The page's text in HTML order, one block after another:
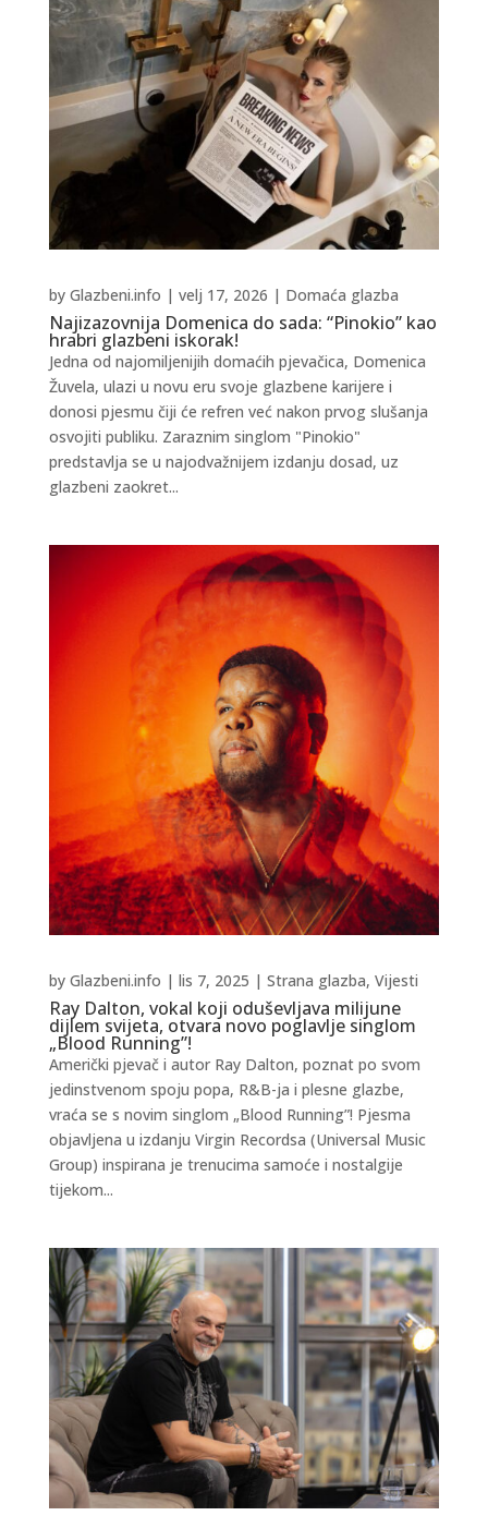
Najizazovnija Domenica do sada: “Pinokio” kao
hrabri glazbeni iskorak!
by Glazbeni.info | velj 17, 2026 | Domaća glazba
Jedna od najomiljenijih domaćih pjevačica, Domenica
Žuvela, ulazi u novu eru svoje glazbene karijere i
donosi pjesmu čiji će refren već nakon prvog slušanja
osvojiti publiku. Zaraznim singlom "Pinokio"
predstavlja se u najodvažnijem izdanju dosad, uz
glazbeni zaokret...
Ray Dalton, vokal koji oduševljava milijune
dijlem svijeta, otvara novo poglavlje singlom
„Blood Running”!
by Glazbeni.info | lis 7, 2025 | Strana glazba, Vijesti
Američki pjevač i autor Ray Dalton, poznat po svom
jedinstvenom spoju popa, R&B-ja i plesne glazbe,
vraća se s novim singlom „Blood Running”! Pjesma
objavljena u izdanju Virgin Recordsa (Universal Music
Group) inspirana je trenucima samoće i nostalgije
tijekom...